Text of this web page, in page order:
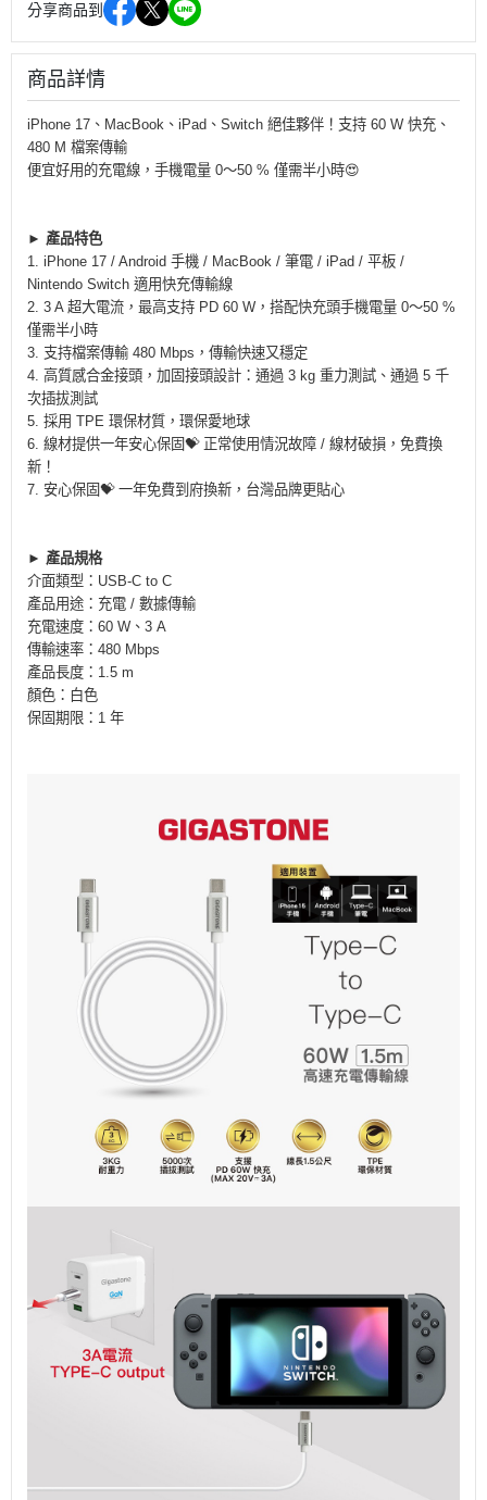
分享商品到
商品詳情
iPhone 17、MacBook、iPad、Switch 絕佳夥伴！支持 60 W 快充、
480 M 檔案傳輸
便宜好用的充電線，手機電量 0～50 % 僅需半小時😍
► 產品特色
1. iPhone 17 / Android 手機 / MacBook / 筆電 / iPad / 平板 /
Nintendo Switch 適用快充傳輸線
2. 3 A 超大電流，最高支持 PD 60 W，搭配快充頭手機電量 0～50 %
僅需半小時
3. 支持檔案傳輸 480 Mbps，傳輸快速又穩定
4. 高質感合金接頭，加固接頭設計：通過 3 kg 重力測試、通過 5 千
次插拔測試
5. 採用 TPE 環保材質，環保愛地球
6. 線材提供一年安心保固💝 正常使用情況故障 / 線材破損，免費換
新！
7. 安心保固💝 一年免費到府換新，台灣品牌更貼心
► 產品規格
介面類型：USB-C to C
產品用途：充電 / 數據傳輸
充電速度：60 W、3 A
傳輸速率：480 Mbps
產品長度：1.5 m
顏色：白色
保固期限：1 年